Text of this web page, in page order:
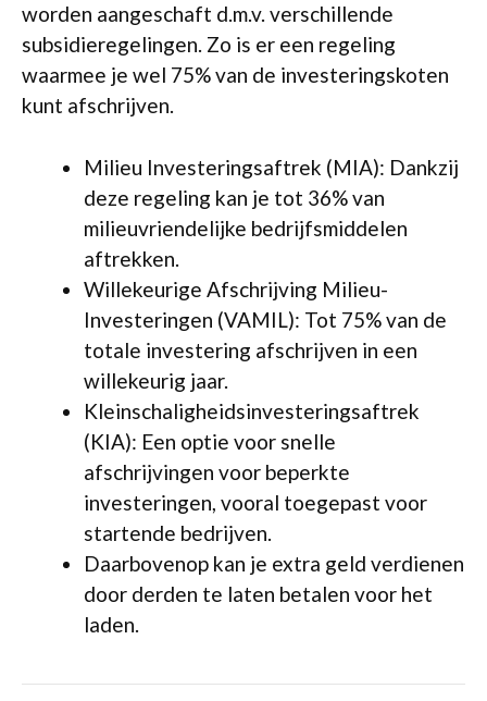
worden aangeschaft d.m.v. verschillende
subsidieregelingen. Zo is er een regeling
waarmee je wel 75% van de investeringskoten
kunt afschrijven.
Milieu Investeringsaftrek (MIA): Dankzij
deze regeling kan je tot 36% van
milieuvriendelijke bedrijfsmiddelen
aftrekken.
Willekeurige Afschrijving Milieu-
Investeringen (VAMIL): Tot 75% van de
totale investering afschrijven in een
willekeurig jaar.
Kleinschaligheidsinvesteringsaftrek
(KIA): Een optie voor snelle
afschrijvingen voor beperkte
investeringen, vooral toegepast voor
startende bedrijven.
Daarbovenop kan je extra geld verdienen
door derden te laten betalen voor het
laden.